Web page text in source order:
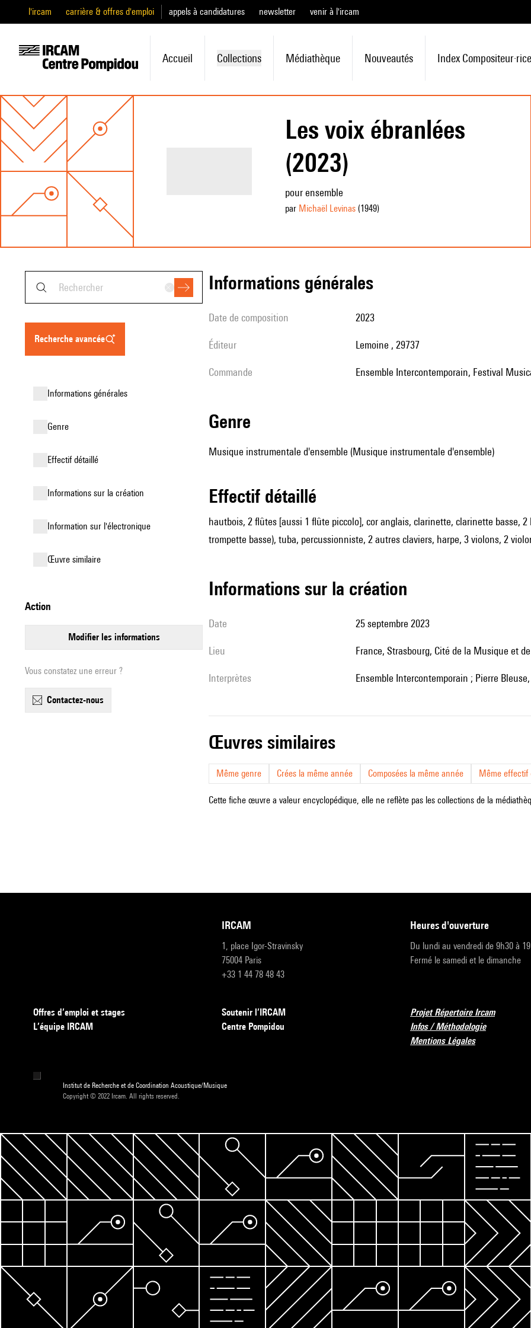
l'ircam carrière & offres d'emploi appels à candidatures newsletter venir à l'ircam
Accueil Collections Médiathèque Nouveautés Index Compositeur·rice
Les voix ébranlées
(2023)
pour ensemble
par Michaël Levinas(1949)
recherche avancée
informations générales
genre
effectif détaillé
informations sur la création
Information sur l'électronique
œuvre similaire
action
modifier les informations
Vous constatez une erreur ?
contactez-nous
informations générales
date de composition 2023
éditeur Lemoine , 29737
Commande Ensemble Intercontemporain, Festival
genre
Musique instrumentale d'ensemble (Musique instrumentale d'ensemble)
effectif détaillé
hautbois, 2 flûtes [aussi 1 flûte piccolo], cor anglais, clarinette, clarinette basse,
trompette basse), tuba, percussionniste, 2 autres claviers, harpe, 3 violons, 2
informations sur la création
date 25 septembre 2023
lieu France, Strasbourg, Cité de la Musique et
interprètes Ensemble Intercontemporain ; Pierre
œuvres similaires
Même genre Crées la même année Composées la même année Même effectif
Cette fiche œuvre a valeur encyclopédique, elle ne reflète pas les collections de la
IRCAM
1, place Igor-Stravinsky
75004 Paris
+33 1 44 78 48 43
heures d'ouverture
Du lundi au vendredi de 9h30 à
Fermé le samedi et le dimanche
Offres d’emploi et stages
L’équipe IRCAM
Soutenir l’IRCAM
Centre Pompidou
Projet Répertoire Ircam
Infos / Méthodologie
Mentions Légales
Institut de Recherche et de Coordination Acoustique/Musique
Copyright © 2022 Ircam. All rights reserved.